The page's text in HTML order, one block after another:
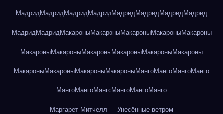
МадридМадридМадридМадридМадридМадридМадридМадрид
Мадрид Мадрид МакароныМакароныМакароныМакароныМакароны
МакароныМакароныМакароныМакароныМакароныМакароны
МакароныМакароныМакароныМакароныМангоМангоМангоМанго
МангоМангоМангоМангоМангоМанго
Маргарет Митчелл — Унесённые ветром